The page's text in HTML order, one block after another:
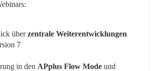
über zentrale Weiterentwicklungen
7
in den APplus Flow Mode und